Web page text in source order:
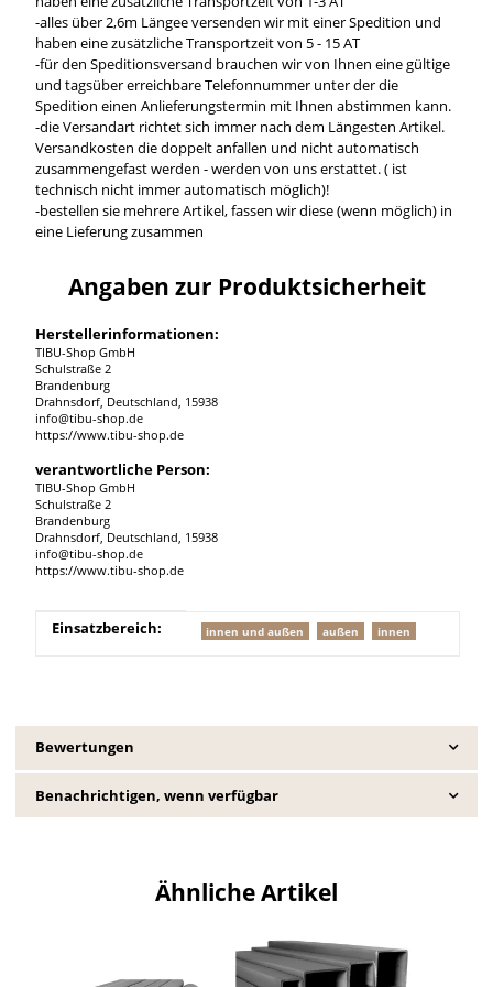
-alles über 2,6m Längee versenden wir mit einer Spedition und
haben eine zusätzliche Transportzeit von 5 - 15 AT
-für den Speditionsversand brauchen wir von Ihnen eine gültige
und tagsüber erreichbare Telefonnummer unter der die
Spedition einen Anlieferungstermin mit Ihnen abstimmen kann.
-die Versandart richtet sich immer nach dem Längesten Artikel.
Versandkosten die doppelt anfallen und nicht automatisch
zusammengefast werden - werden von uns erstattet. ( ist
technisch nicht immer automatisch möglich)!
-bestellen sie mehrere Artikel, fassen wir diese (wenn möglich) in
eine Lieferung zusammen
Angaben zur Produktsicherheit
Herstellerinformationen:
TIBU-Shop GmbH
Schulstraße 2
Brandenburg
Drahnsdorf, Deutschland, 15938
info@tibu-shop.de
https://www.tibu-shop.de
verantwortliche Person:
TIBU-Shop GmbH
Schulstraße 2
Brandenburg
Drahnsdorf, Deutschland, 15938
info@tibu-shop.de
https://www.tibu-shop.de
Produkteigenschaft
Wert
Einsatzbereich: innen und außen außen innen
Bewertungen
Benachrichtigen, wenn verfügbar
Ähnliche Artikel